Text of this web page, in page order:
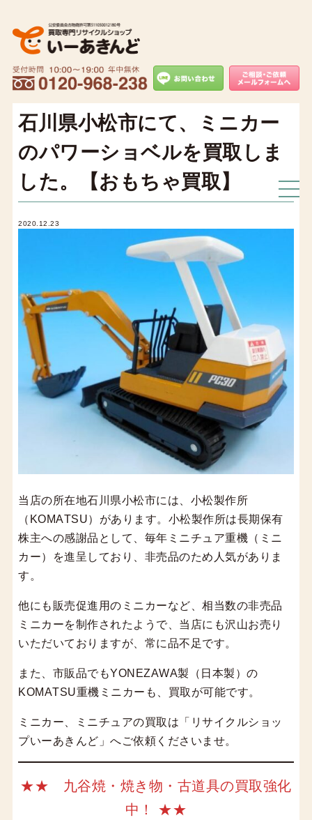
石川県小松市にて、ミニカー
のパワーショベルを買取しま
した。【おもちゃ買取】
2020.12.23
当店の所在地石川県小松市には、小松製作所
（KOMATSU）があります。小松製作所は長期保有
株主への感謝品として、毎年ミニチュア重機（ミニ
カー）を進呈しており、非売品のため人気がありま
す。
他にも販売促進用のミニカーなど、相当数の非売品
ミニカーを制作されたようで、当店にも沢山お売り
いただいておりますが、常に品不足です。
また、市販品でもYONEZAWA製（日本製）の
KOMATSU重機ミニカーも、買取が可能です。
ミニカー、ミニチュアの買取は「リサイクルショッ
プいーあきんど」へご依頼くださいませ。
★★ 九谷焼・焼き物・古道具の買取強化
中！ ★★